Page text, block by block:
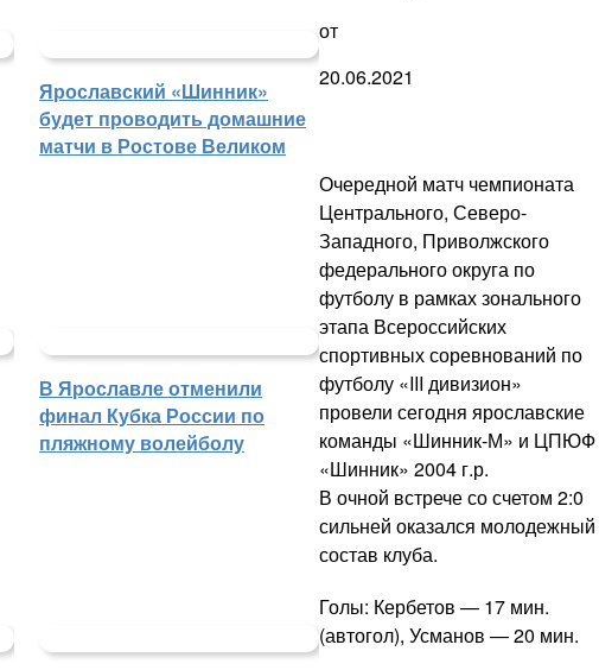
Ярославский «Шинник»
будет проводить домашние
матчи в Ростове Великом
В Ярославле отменили
финал Кубка России по
пляжному волейболу
от
20.06.2021
Очередной матч чемпионата
Центрального, Северо-
Западного, Приволжского
федерального округа по
футболу в рамках зонального
этапа Всероссийских
спортивных соревнований по
футболу «III дивизион»
провели сегодня ярославские
команды «Шинник-М» и ЦПЮФ
«Шинник» 2004 г.р.
В очной встрече со счетом 2:0
сильней оказался молодежный
состав клуба.
Голы: Кербетов — 17 мин.
(автогол), Усманов — 20 мин.